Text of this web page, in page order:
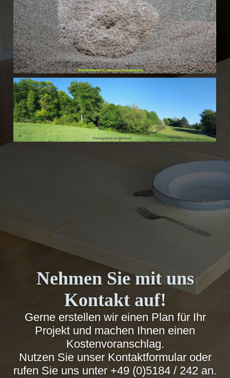
Nehmen Sie mit uns
Kontakt auf!
Gerne erstellen wir einen Plan für Ihr
Projekt und machen Ihnen einen
Kostenvoranschlag.
Nutzen Sie unser Kontaktformular oder
rufen Sie uns unter +49 (0)5184 / 242 an.